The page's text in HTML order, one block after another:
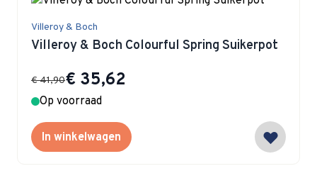
Villeroy & Boch
Villeroy & Boch Colourful Spring Suikerpot
Special Price
€ 35,62
€ 41,90
Op voorraad
In winkelwagen